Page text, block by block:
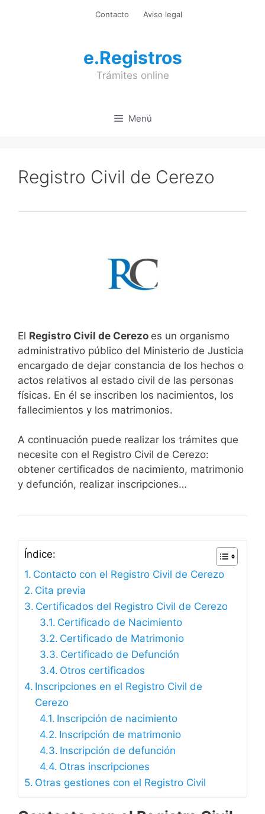
Contacto Aviso legal
e.Registros
Trámites online
Menú
Registro Civil de Cerezo
El Registro Civil de Cerezo es un organismo
administrativo público del Ministerio de Justicia
encargado de dejar constancia de los hechos o
actos relativos al estado civil de las personas
físicas. En él se inscriben los nacimientos, los
fallecimientos y los matrimonios.
A continuación puede realizar los trámites que
necesite con el Registro Civil de Cerezo:
obtener certificados de nacimiento, matrimonio
y defunción, realizar inscripciones…
Índice:
Contacto con el Registro Civil de Cerezo
Cita previa
Certificados del Registro Civil de Cerezo
Certificado de Nacimiento
Certificado de Matrimonio
Certificado de Defunción
Otros certificados
Inscripciones en el Registro Civil de
Cerezo
Inscripción de nacimiento
Inscripción de matrimonio
Inscripción de defunción
Otras inscripciones
Otras gestiones con el Registro Civil